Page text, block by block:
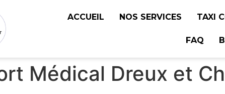
ACCUEIL NOS SERVICES TAXI
FAQ
Médical Dreux et